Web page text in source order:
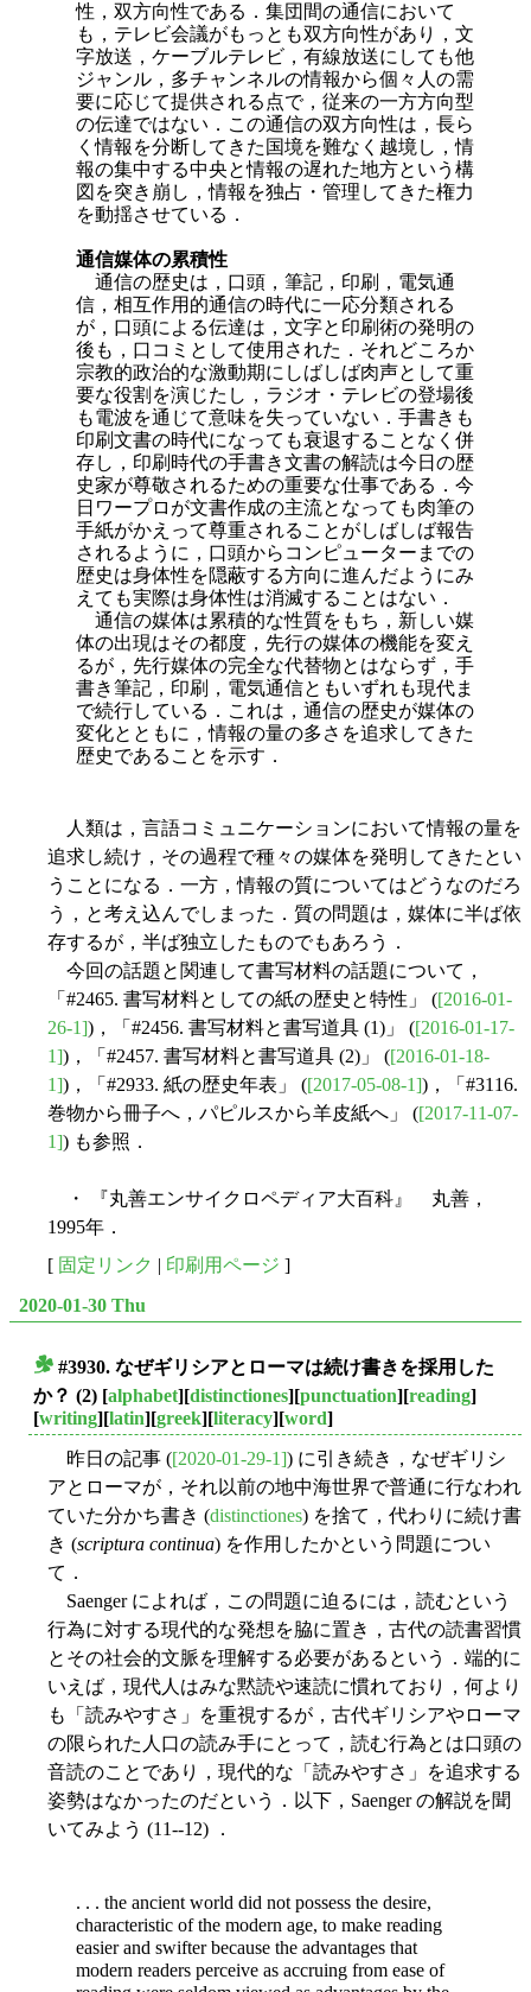
性，双方向性である．集団間の通信において
も，テレビ会議がもっとも双方向性があり，文
字放送，ケーブルテレビ，有線放送にしても他
ジャンル，多チャンネルの情報から個々人の需
要に応じて提供される点で，従来の一方方向型
の伝達ではない．この通信の双方向性は，長ら
く情報を分断してきた国境を難なく越境し，情
報の集中する中央と情報の遅れた地方という構
図を突き崩し，情報を独占・管理してきた権力
を動揺させている．
通信媒体の累積性
通信の歴史は，口頭，筆記，印刷，電気通
信，相互作用的通信の時代に一応分類される
が，口頭による伝達は，文字と印刷術の発明の
後も，口コミとして使用された．それどころか
宗教的政治的な激動期にしばしば肉声として重
要な役割を演じたし，ラジオ・テレビの登場後
も電波を通じて意味を失っていない．手書きも
印刷文書の時代になっても衰退することなく併
存し，印刷時代の手書き文書の解読は今日の歴
史家が尊敬されるための重要な仕事である．今
日ワープロが文書作成の主流となっても肉筆の
手紙がかえって尊重されることがしばしば報告
されるように，口頭からコンピューターまでの
歴史は身体性を隠蔽する方向に進んだようにみ
えても実際は身体性は消滅することはない．
通信の媒体は累積的な性質をもち，新しい媒
体の出現はその都度，先行の媒体の機能を変え
るが，先行媒体の完全な代替物とはならず，手
書き筆記，印刷，電気通信ともいずれも現代ま
で続行している．これは，通信の歴史が媒体の
変化とともに，情報の量の多さを追求してきた
歴史であることを示す．
人類は，言語コミュニケーションにおいて情報の量を
追求し続け，その過程で種々の媒体を発明してきたとい
うことになる．一方，情報の質についてはどうなのだろ
う，と考え込んでしまった．質の問題は，媒体に半ば依
存するが，半ば独立したものでもあろう．
今回の話題と関連して書写材料の話題について，
「#2465. 書写材料としての紙の歴史と特性」 ([2016-01-
26-1])，「#2456. 書写材料と書写道具 (1)」 ([2016-01-17-
1])，「#2457. 書写材料と書写道具 (2)」 ([2016-01-18-
1])，「#2933. 紙の歴史年表」 ([2017-05-08-1])，「#3116.
巻物から冊子へ，パピルスから羊皮紙へ」 ([2017-11-07-
1]) も参照．
・ 『丸善エンサイクロペディア大百科』 丸善，
1995年．
[ 固定リンク | 印刷用ページ ]
2020-01-30 Thu
#3930. なぜギリシアとローマは続け書きを採用した
か？ (2) [alphabet][distinctiones][punctuation][reading]
[writing][latin][greek][literacy][word]
昨日の記事 ([2020-01-29-1]) に引き続き，なぜギリシ
アとローマが，それ以前の地中海世界で普通に行なわれ
ていた分かち書き (distinctiones) を捨て，代わりに続け書
き (scriptura continua) を作用したかという問題につい
て．
Saenger によれば，この問題に迫るには，読むという
行為に対する現代的な発想を脇に置き，古代の読書習慣
とその社会的文脈を理解する必要があるという．端的に
いえば，現代人はみな黙読や速読に慣れており，何より
も「読みやすさ」を重視するが，古代ギリシアやローマ
の限られた人口の読み手にとって，読む行為とは口頭の
音読のことであり，現代的な「読みやすさ」を追求する
姿勢はなかったのだという．以下，Saenger の解説を聞
いてみよう (11--12) ．
. . . the ancient world did not possess the desire,
characteristic of the modern age, to make reading
easier and swifter because the advantages that
modern readers perceive as accruing from ease of